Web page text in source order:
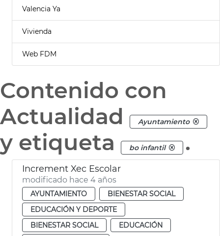
Valencia Ya
Vivienda
Web FDM
Contenido con
Actualidad
Ayuntamiento
y etiqueta bo infantil .
Increment Xec Escolar
modificado hace 4 años
AYUNTAMIENTO
BIENESTAR SOCIAL
EDUCACIÓN Y DEPORTE
BIENESTAR SOCIAL
EDUCACIÓN